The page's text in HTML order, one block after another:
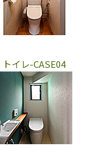
トイレ-CASE04